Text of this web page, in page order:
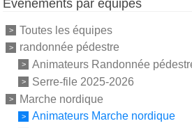
Événements par équipes
Toutes les équipes
randonnée pédestre
Animateurs Randonnée
Serre-file 2025-2026
Marche nordique
Animateurs Marche nordique